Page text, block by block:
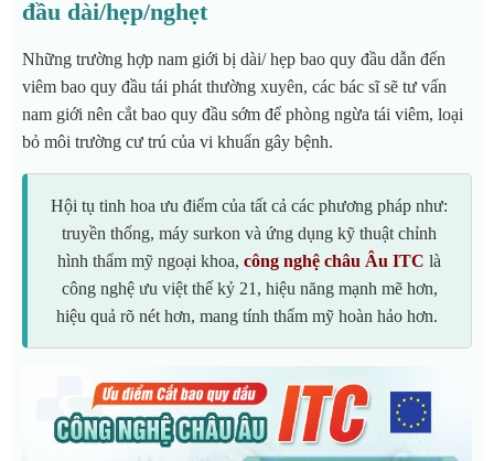
đầu dài/hẹp/nghẹt
Những trường hợp nam giới bị dài/ hẹp bao quy đầu dẫn đến
viêm bao quy đầu tái phát thường xuyên, các bác sĩ sẽ tư vấn
nam giới nên cắt bao quy đầu sớm để phòng ngừa tái viêm, loại
bỏ môi trường cư trú của vi khuẩn gây bệnh.
Hội tụ tinh hoa ưu điểm của tất cả các phương pháp như:
truyền thống, máy surkon và ứng dụng kỹ thuật chỉnh
hình thẩm mỹ ngoại khoa, công nghệ châu Âu ITC là
công nghệ ưu việt thế kỷ 21, hiệu năng mạnh mẽ hơn,
hiệu quả rõ nét hơn, mang tính thẩm mỹ hoàn hảo hơn.